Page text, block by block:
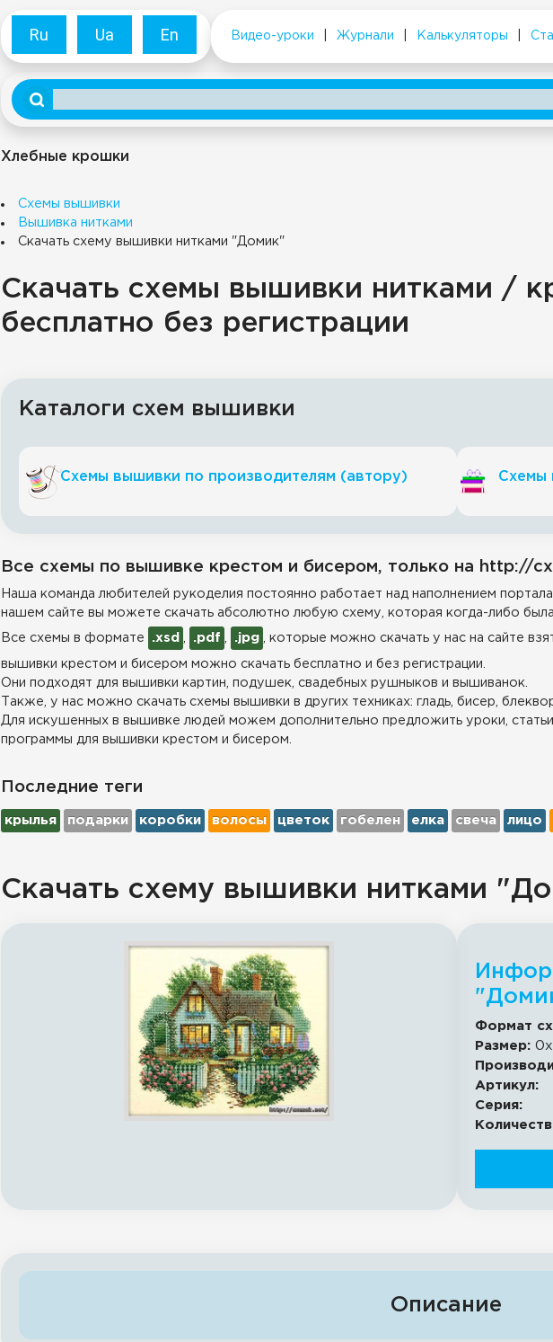
Ru Ua En Видео-уроки Журнали Калькуляторы
Хлебные крошки
Схемы вышивки
Вышивка нитками
Скачать схему вышивки нитками "Домик"
Скачать схемы вышивки нитками /
бесплатно без регистрации
Каталоги схем вышивки
Схемы вышивки по производителям (автору) Схемы
Все схемы по вышивке крестом и бисером, только на http://
Наша команда любителей рукоделия постоянно работает над наполнением
нашем сайте вы можете скачать абсолютно любую схему, которая когда-либо была
Все схемы в формате .xsd .pdf .jpg , которые можно скачать у нас на сайте
вышивки крестом и бисером можно скачать бесплатно и без регистрации.
Они подходят для вышивки картин, подушек, свадебных рушныков и вышиванок.
Также, у нас можно скачать схемы вышивки в других техниках: гладь, бисер,
Для искушенных в вышивке людей можем дополнительно предложить уроки,
программы для вышивки крестом и бисером.
Последние теги
крылья подарки коробки волосы цветок гобелен елка свеча лицо
Скачать схему вышивки нитками
Формат
Размер:
Артикул:
Серия:
Описание